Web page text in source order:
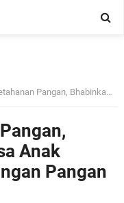
Desa Anak Setatah Tinjau Pekarangan Pangan Bergizi Warga
Anak
Pangan